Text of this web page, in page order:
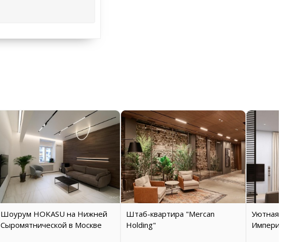
Шоурум HOKASU на Нижней
Сыромятнической в Москве
Штаб-квартира "Mercan
Holding"
Уютная
Империал